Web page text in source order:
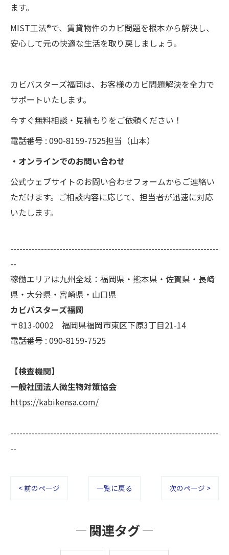
ます。
MIST工法®で、賃貸物件のカビ問題を根本から解決し、
安心して元の快適な生活を取り戻しましょう。
カビバスターズ福岡は、お客様のカビ問題解決を全力で
サポートいたします。
今すぐ無料相談・見積もりをご依頼ください！
電話番号 : 090-8159-7525担当（山本）
・オンラインでのお問い合わせ
公式ウェブサイトのお問い合わせフォームからご連絡い
ただけます。ご相談内容に応じて、担当者が迅速に対応
いたします。
--------------------------------------------------------------------
--
稼働エリアは九州全域：福岡県・熊本県・佐賀県・長崎
県・大分県・宮崎県・山口県
カビバスターズ福岡
〒813-0002 福岡県福岡市東区下原3丁目21-14
電話番号 : 090-8159-7525
【検査機関】
一般社団法人微生物対策協会
https://kabikensa.com/
--------------------------------------------------------------------
--
< 前のページ 一覧に戻る 次のページ >
関連タグ